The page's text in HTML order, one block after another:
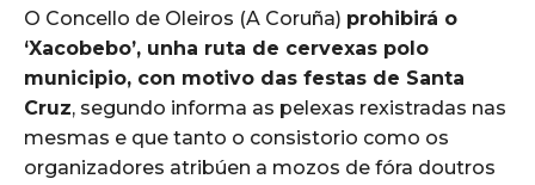
O Concello de Oleiros (A Coruña) prohibirá o
‘Xacobebo’, unha ruta de cervexas polo
municipio, con motivo das festas de Santa
Cruz, segundo informa as pelexas rexistradas nas
mesmas e que tanto o consistorio como os
organizadores atribúen a mozos de fóra doutros